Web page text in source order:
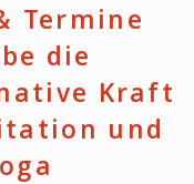
Termine
die
Kraft
und